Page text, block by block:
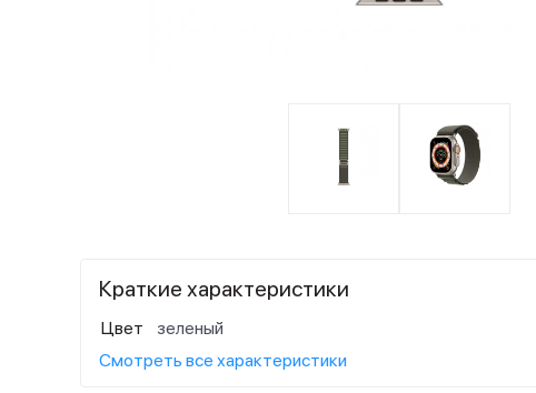
Краткие характеристики
Цвет
зеленый
Смотреть все характеристики